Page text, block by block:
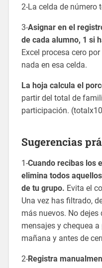
2-La celda de número
3-Asignar en el
de cada alumno, 1 si
Excel procesa cero
nada en esa celda.
La hoja calcula el
partir del total de
participación.
Sugerencias
1-Cuando recibas los
elimina todos
de tu grupo. Evita el
Una vez has filtrado,
más nuevos. No
mensajes y chequea
mañana y antes de
2-Registra